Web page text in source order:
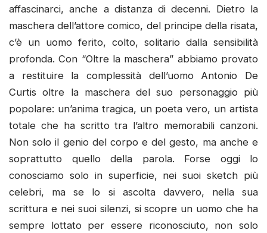
affascinarci, anche a distanza di decenni. Dietro la
maschera dell’attore comico, del principe della risata,
c’è un uomo ferito, colto, solitario dalla sensibilità
profonda. Con “Oltre la maschera” abbiamo provato
a restituire la complessità dell’uomo Antonio De
Curtis oltre la maschera del suo personaggio più
popolare: un’anima tragica, un poeta vero, un artista
totale che ha scritto tra l’altro memorabili canzoni.
Non solo il genio del corpo e del gesto, ma anche e
soprattutto quello della parola. Forse oggi lo
conosciamo solo in superficie, nei suoi sketch più
celebri, ma se lo si ascolta davvero, nella sua
scrittura e nei suoi silenzi, si scopre un uomo che ha
sempre lottato per essere riconosciuto, non solo